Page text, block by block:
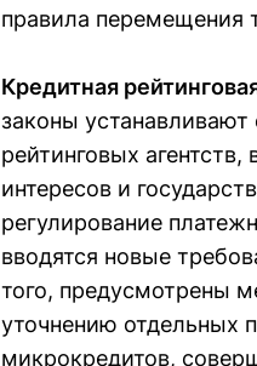
правила перемещения
Кредитная
законы
рейтинговых
интересов и
регулирование
вводятся новые
того, предусмотрены
уточнению отдельных
микрокредитов,